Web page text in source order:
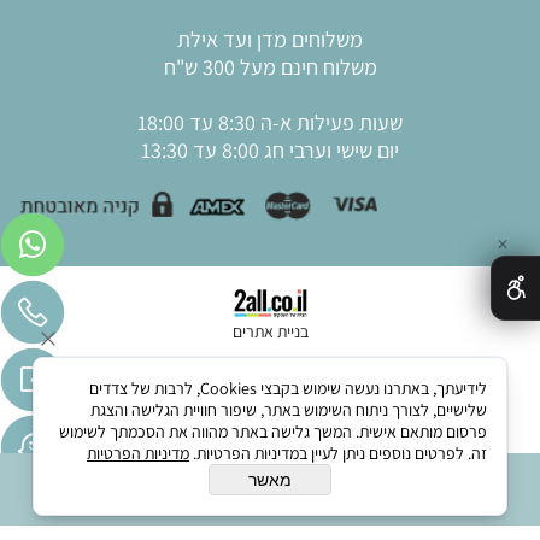
הוסף לסל
משלוחים מדן ועד אילת
משלוח חינם מעל 300 ש"ח
שעות פעילות א-ה 8:30 עד 18:00
יום שישי וערבי חג 8:00 עד 13:30
בניית אתרים
✕
לידיעתך, באתרנו נעשה שימוש בקבצי Cookies, לרבות של צדדים
שלישיים, לצורך ניתוח השימוש באתר, שיפור חוויית הגלישה והצגת
פרסום מותאם אישית. המשך גלישה באתר מהווה את הסכמתך לשימוש
זה. לפרטים נוספים ניתן לעיין במדיניות הפרטיות. מדיניות הפרטיות
מאשר